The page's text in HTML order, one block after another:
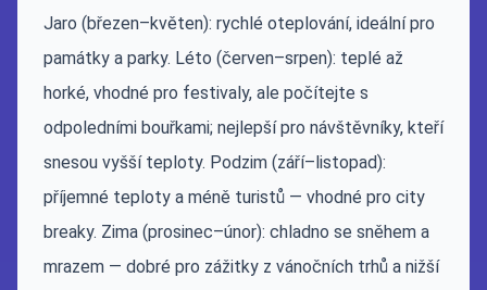
Jaro (březen–květen): rychlé oteplování, ideální pro
památky a parky. Léto (červen–srpen): teplé až
horké, vhodné pro festivaly, ale počítejte s
odpoledními bouřkami; nejlepší pro návštěvníky, kteří
snesou vyšší teploty. Podzim (září–listopad):
příjemné teploty a méně turistů — vhodné pro city
breaky. Zima (prosinec–únor): chladno se sněhem a
mrazem — dobré pro zážitky z vánočních trhů a nižší